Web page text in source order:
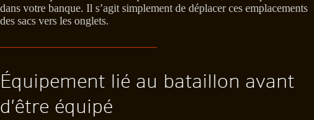
dans votre banque. Il s’agit simplement de déplacer ces emplacements
des sacs vers les onglets.
Équipement lié au bataillon avant
d’être équipé